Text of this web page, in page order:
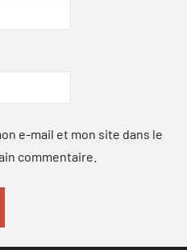
e-mail et mon site dans le
commentaire.